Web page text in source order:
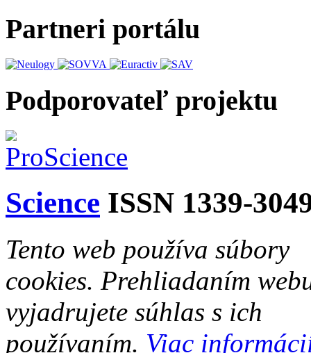
Partneri portálu
Podporovateľ projektu
Science ISSN 1339-
Tento web používa súbory
cookies. Prehliadaním
vyjadrujete súhlas s ich
používaním. Viac